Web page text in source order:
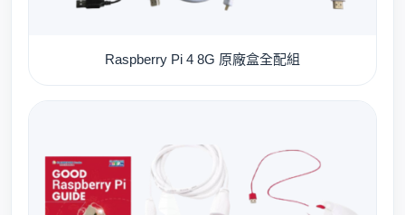
Raspberry Pi 4 8G 原廠盒全配組